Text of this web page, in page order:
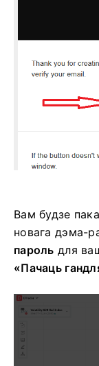
Вам будзе
новага дэма-
пароль для
«Пачаць